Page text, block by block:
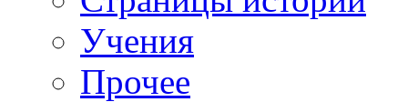
Учения
Прочее